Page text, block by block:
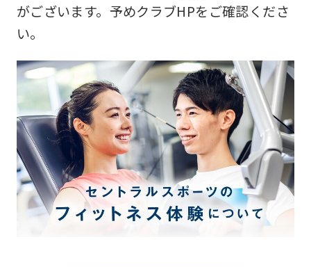
がございます。予めクラブHPをご確認くださ
い。
For